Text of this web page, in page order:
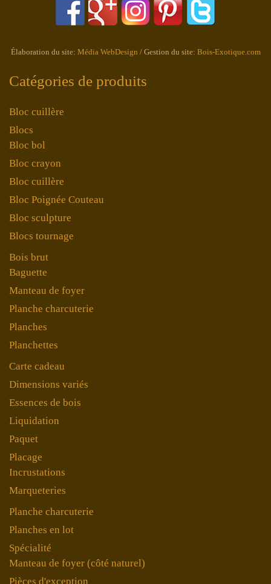
Élaboration du site: Média WebDesign / Gestion du site: Bois-Exotique.com
Catégories de produits
Bloc cuillère
Blocs
Bloc bol
Bloc crayon
Bloc cuillère
Bloc Poignée Couteau
Bloc sculpture
Blocs tournage
Bois brut
Baguette
Manteau de foyer
Planche charcuterie
Planches
Planchettes
Carte cadeau
Dimensions variés
Essences de bois
Liquidation
Paquet
Placage
Incrustations
Marqueteries
Planche charcuterie
Planches en lot
Spécialité
Manteau de foyer (côté naturel)
Pièces d'exception